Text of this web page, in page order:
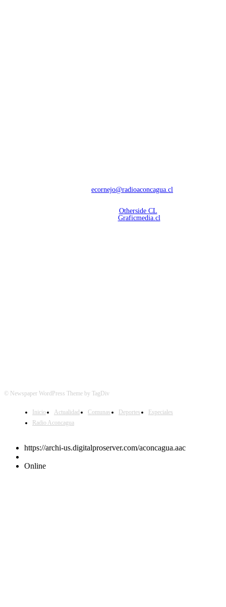
ecornejo@radioaconcagua.cl
Otherside CL
Graficmedia.cl
© Newspaper WordPress Theme by TagDiv
Inicio Actualidad Comunas Deportes
Especiales
Radio Aconcagua
https://archi-us.digitalproserver.com/aconcagua.aac
Online